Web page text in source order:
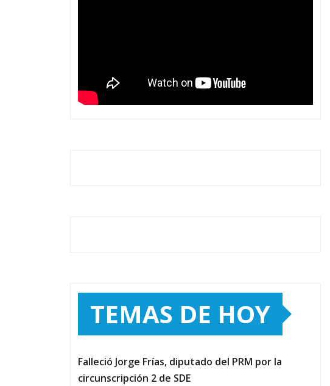
TEMAS DE HOY
Falleció Jorge Frías, diputado del PRM por la
circunscripción 2 de SDE